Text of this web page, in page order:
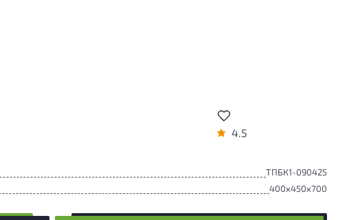
4.5
ТПБК1-090425
400x450x700